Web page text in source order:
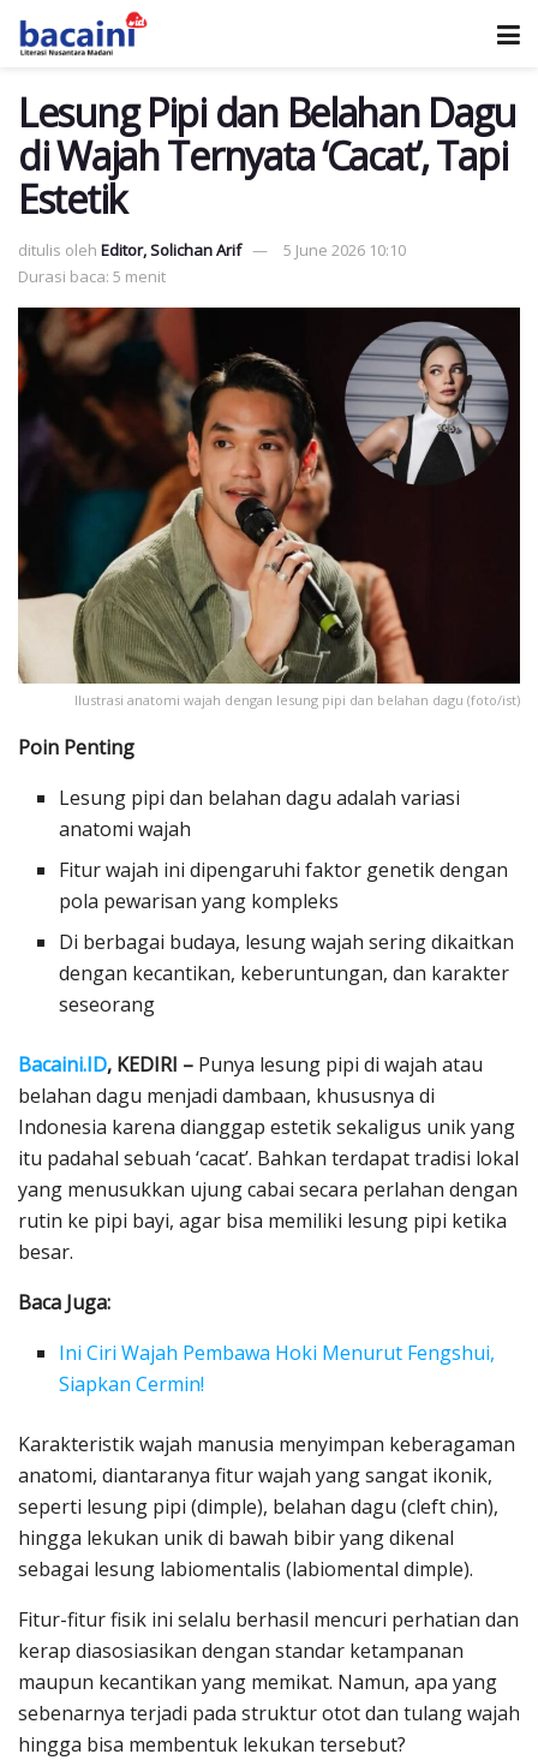
Lesung Pipi dan Belahan Dagu
di Wajah Ternyata ‘Cacat’, Tapi
Estetik
ditulis oleh Editor, Solichan Arif
5 June 2026 10:10
Durasi baca: 5 menit
Ilustrasi anatomi wajah dengan lesung pipi dan belahan dagu (foto/ist)
Poin Penting
Lesung pipi dan belahan dagu adalah variasi
anatomi wajah
Fitur wajah ini dipengaruhi faktor genetik dengan
pola pewarisan yang kompleks
Di berbagai budaya, lesung wajah sering dikaitkan
dengan kecantikan, keberuntungan, dan karakter
seseorang
Bacaini.ID, KEDIRI – Punya lesung pipi di wajah atau
belahan dagu menjadi dambaan, khususnya di
Indonesia karena dianggap estetik sekaligus unik yang
itu padahal sebuah ‘cacat’. Bahkan terdapat tradisi lokal
yang menusukkan ujung cabai secara perlahan dengan
rutin ke pipi bayi, agar bisa memiliki lesung pipi ketika
besar.
Baca Juga:
Ini Ciri Wajah Pembawa Hoki Menurut Fengshui,
Siapkan Cermin!
Karakteristik wajah manusia menyimpan keberagaman
anatomi, diantaranya fitur wajah yang sangat ikonik,
seperti lesung pipi (dimple), belahan dagu (cleft chin),
hingga lekukan unik di bawah bibir yang dikenal
sebagai lesung labiomentalis (labiomental dimple).
Fitur-fitur fisik ini selalu berhasil mencuri perhatian dan
kerap diasosiasikan dengan standar ketampanan
maupun kecantikan yang memikat. Namun, apa yang
sebenarnya terjadi pada struktur otot dan tulang wajah
hingga bisa membentuk lekukan tersebut?